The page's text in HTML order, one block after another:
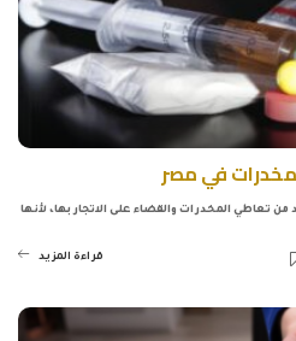
في مصر
تعاطي المخدرات والقضاء على الاتجار بها، لأنها
قراءة المزيد